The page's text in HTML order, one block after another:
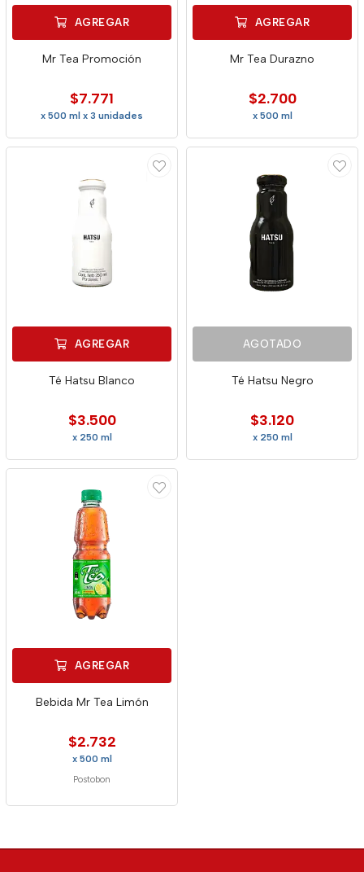
AGREGAR
Mr Tea Promoción
$7.771
x 500 ml x 3 unidades
AGREGAR
Mr Tea Durazno
$2.700
x 500 ml
AGREGAR
Té Hatsu Blanco
$3.500
x 250 ml
AGOTADO
Té Hatsu Negro
$3.120
x 250 ml
AGREGAR
Bebida Mr Tea Limón
$2.732
x 500 ml
Postobon